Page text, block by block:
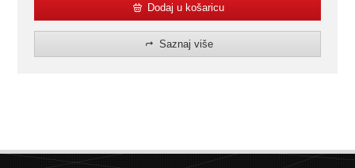
Dodaj u košaricu
Saznaj više